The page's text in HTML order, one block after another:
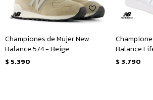
Championes de Mujer New
Balance 574 - Beige
$ 5.390
Balance
$ 3.790